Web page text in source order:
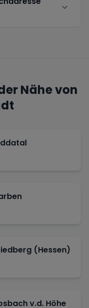
Nähe von
(Hessen)
v.d. Höhe